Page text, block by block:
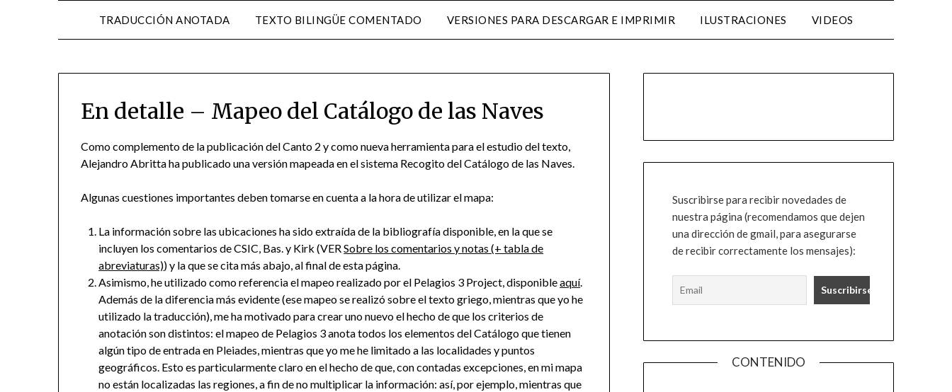
TRADUCCIÓN ANOTADA TEXTO BILINGÜE COMENTADO VERSIONES PARA DESCARGAR E IMPRIMIR ILUSTRACIONES VIDEOS
En detalle – Mapeo del Catálogo de las Naves
Como complemento de la publicación del Canto 2 y como nueva herramienta para el estudio del texto,
Alejandro Abritta ha publicado una versión mapeada en el sistema Recogito del Catálogo de las Naves.
Algunas cuestiones importantes deben tomarse en cuenta a la hora de utilizar el mapa:
La información sobre las ubicaciones ha sido extraída de la bibliografía disponible, en la que se
incluyen los comentarios de CSIC, Bas. y Kirk (VERSobre los comentarios y notas (+ tabla de
abreviaturas)) y la que se cita más abajo, al final de esta página.
Asimismo, he utilizado como referencia el mapeo realizado por el Pelagios 3 Project, disponibleaquí.
Además de la diferencia más evidente (ese mapeo se realizó sobre el texto griego, mientras que yo he
utilizado la traducción), me ha motivado para crear uno nuevo el hecho de que los criterios de
anotación son distintos: el mapeo de Pelagios 3 anota todos los elementos del Catálogo que tienen
algún tipo de entrada en Pleiades, mientras que yo me he limitado a las localidades y puntos
geográficos. Esto es particularmente claro en el hecho de que, con contadas excepciones, en mi mapa
no están localizadas las regiones, a fin de no multiplicar la información: así, por ejemplo, mientras que
Suscribirse para recibir novedades de
nuestra página (recomendamos que dejen
una dirección de gmail, para asegurarse
de recibir correctamente los mensajes):
CONTENIDO